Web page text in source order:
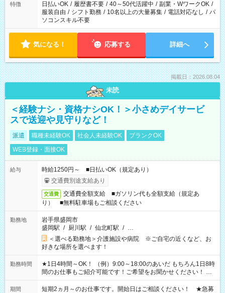
特徴 日払いOK / 履歴書不要 / 40～50代活躍中 / 副業・WワークOK /
服装自由 / シフト勤務 / 10名以上の大量募集 / 電話対応なし / パ
ソコンスキル不要
気になる！ 応募する 詳細へ
掲載日：2026.08.04
未読
＜経験ナシ・資格ナシOK！＞小さめデイサービ
スで送迎や見守りなど！
派遣 職種未経験OK 社会人未経験OK
ブランクOK
WEB登録・面接OK
給与
時給1250円～ ■日払いOK（規定あり）
交通費別途支給あり
交通費
交通費全額支給 ■ガソリン代も全額支給（規定あ
り） ■無料駐車場もご相談ください
勤務地
岩手県盛岡市
盛岡駅 / 厨川駅 / 仙北町駅 / …
＜選べる勤務地＞介護施設や病院 ※ご自宅の近くなど、お
好きな場所を選べます！
勤務時間
★1日4時間～OK！ （例）9:00～18:00のあいだ もちろん1日8時
間のお仕事もご紹介可能です！ご希望をお聞かせください！ ★
家庭の都合でお休みが必要な場合も遠慮なくご相談ください。
※週最低15時間以上の勤務が必要です
期間
短期2ヵ月～のお仕事です。開始日はご相談ください！ ★急募